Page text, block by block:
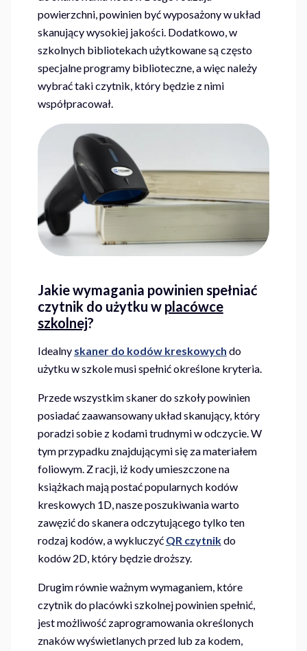
powierzchni, powinien być wyposażony w układ
skanujący wysokiej jakości. Dodatkowo, w
szkolnych bibliotekach użytkowane są często
specjalne programy biblioteczne, a więc należy
wybrać taki czytnik, który będzie z nimi
współpracował.
Jakie wymagania powinien spełniać
czytnik do użytku w placówce
szkolnej?
Idealny skaner do kodów kreskowych do
użytku w szkole musi spełnić określone kryteria.
Przede wszystkim skaner do szkoły powinien
posiadać zaawansowany układ skanujący, który
poradzi sobie z kodami trudnymi w odczycie. W
tym przypadku znajdującymi się za materiałem
foliowym. Z racji, iż kody umieszczone na
książkach mają postać popularnych kodów
kreskowych 1D, nasze poszukiwania warto
zawęzić do skanera odczytującego tylko ten
rodzaj kodów, a wykluczyć QRczytnikdo
kodów 2D, który będzie droższy.
Drugim równie ważnym wymaganiem, które
czytnik do placówki szkolnej powinien spełnić,
jest możliwość zaprogramowania określonych
znaków wyświetlanych przed lub za kodem,